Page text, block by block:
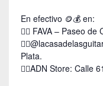
En efectivo 🪙💰 en:
👉🏿 FAVA – Paseo
Plata.
👉🏿ADN Store: Calle